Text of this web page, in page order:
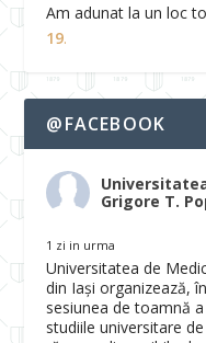
Am adunat la un loc
19.
@FACEBOOK
Grigore T.
1 zi in urma
Universitatea de
din Iași organizează,
sesiunea de toamnă
studiile universitare